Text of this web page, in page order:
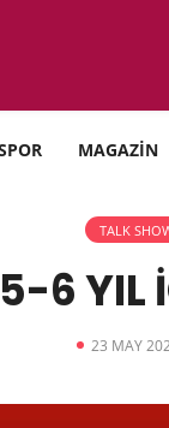
MAGAZİN
TALK
6 YIL
23 MAY